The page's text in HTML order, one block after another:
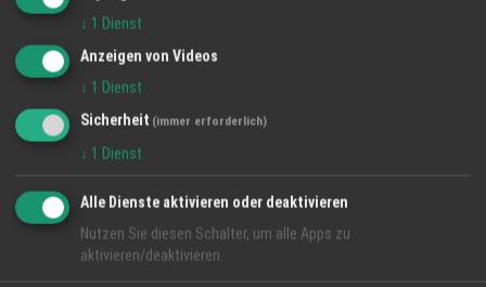
Einzigartige Monolith Öfen: Natürliche Eleganz in Ihrem
↓ 1 Dienst
Anzeigen von Videos
↓ 1 Dienst
Sicherheit (immer erforderlich)
↓ 1 Dienst
Alle Dienste aktivieren oder deaktivieren
Nutzen Sie diesen Schalter, um alle Apps zu
aktivieren/deaktivieren.